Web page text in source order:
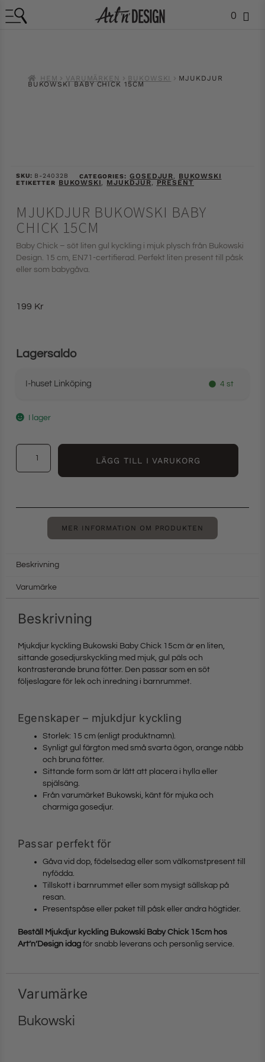
0
HEM VARUMÄRKEN BUKOWSKI MJUKDJUR
BUKOWSKI BABY CHICK 15CM
SKU: B-24032B CATEGORIES: GOSEDJUR BUKOWSKI
ETIKETTER BUKOWSKI MJUKDJUR PRESENT
MJUKDJUR BUKOWSKI BABY
CHICK 15CM
Baby Chick – söt liten gul kyckling i mjuk plysch från Bukowski
Design. 15 cm, EN71-certifierad. Perfekt liten present till påsk
eller som babygåva.
199 Kr
Lagersaldo
I-huset Linköping 4 st
I lager
LÄGG TILL I VARUKORG
MER INFORMATION OM PRODUKTEN
Beskrivning
Varumärke
Beskrivning
Mjukdjur kyckling Bukowski Baby Chick 15cm är en liten,
sittande gosedjurskyckling med mjuk, gul päls och
kontrasterande bruna fötter. Den passar som en söt
följeslagare för lek och inredning i barnrummet.
Egenskaper – mjukdjur kyckling
Storlek: 15 cm (enligt produktnamn).
Synligt gul färgton med små svarta ögon, orange näbb
och bruna fötter.
Sittande form som är lätt att placera i hylla eller
spjälsäng.
Från varumärket Bukowski, känt för mjuka och
charmiga gosedjur.
Passar perfekt för
Gåva vid dop, födelsedag eller som välkomstpresent till
nyfödda.
Tillskott i barnrummet eller som mysigt sällskap på
resan.
Presentspåse eller paket till påsk eller andra högtider.
Beställ Mjukdjur kyckling Bukowski Baby Chick 15cm hos
Art’n’Design idag för snabb leverans och personlig service.
Varumärke
Bukowski